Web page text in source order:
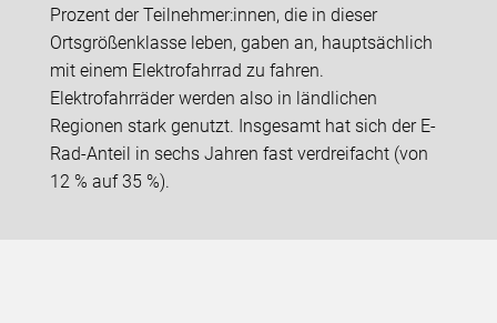
Prozent der Teilnehmer:innen, die in dieser
Ortsgrößenklasse leben, gaben an, hauptsächlich
mit einem Elektrofahrrad zu fahren.
Elektrofahrräder werden also in ländlichen
Regionen stark genutzt. Insgesamt hat sich der E-
Rad-Anteil in sechs Jahren fast verdreifacht (von
12 % auf 35 %).